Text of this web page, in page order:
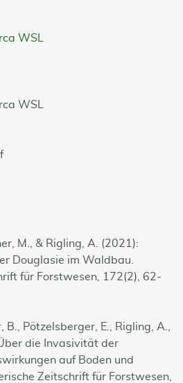
WSL
WSL
M., & Rigling, A. (2021):
Douglasie im Waldbau.
für Forstwesen, 172(2), 62-
Pötzelsberger, E., Rigling, A.,
die Invasivität der
auf Boden und
Zeitschrift für Forstwesen,